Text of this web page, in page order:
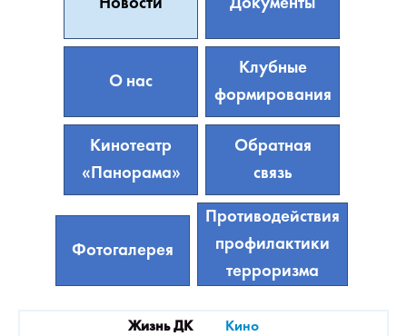
Новости Документы
О нас
Клубные
формирования
Кинотеатр
«Панорама»
Обратная
связь
Фотогалерея
Противодействия
профилактики
терроризма
Жизнь ДК Кино